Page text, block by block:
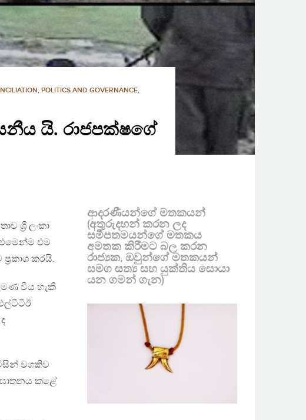
, POLITICS AND GOVERNANCE,
යි. රාජපක්ෂගේ
ශ්‍රී ලංකා
එමෙන්ම එම
කරයි.
විය හැකි
වගකිව
ඝාතනය කළේ
ආදරණීයන්ගේ මතකයන්
(අතුරුදහන් කරන ලද
සමීපතමයන්ගේ මතකය
අමතක කිරීමට බල කරන
රාජ්‍යක, ඔවුන්ගේ මතකයන්
සමග සත්‍ය සහ යුක්තිය සොයා
යන ගමන් ගැන)